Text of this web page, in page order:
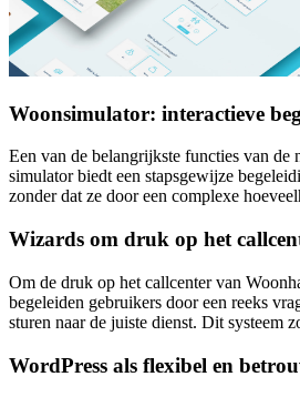
Woonsimulator: interactieve
Een van de belangrijkste functies van
simulator biedt een stapsgewijze
zonder dat ze door een complexe
Wizards om druk op het
Om de druk op het callcenter van
begeleiden gebruikers door een reeks
sturen naar de juiste dienst. Dit systeem
WordPress als flexibel en